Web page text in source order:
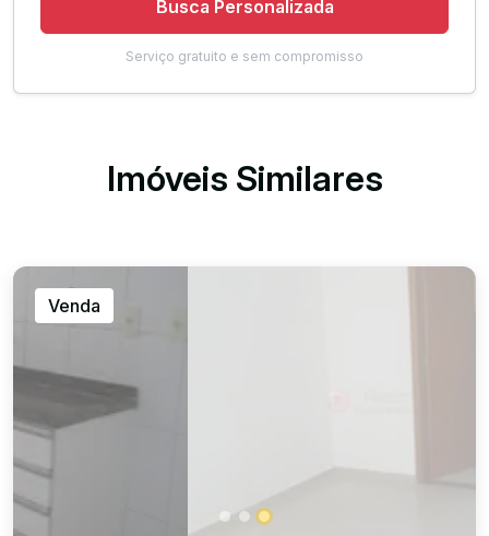
Busca Personalizada
Serviço gratuito e sem compromisso
Imóveis Similares
Venda